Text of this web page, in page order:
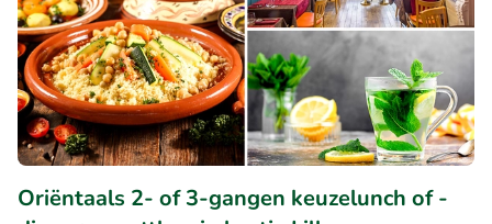
Oriëntaals 2- of 3-gangen keuzelunch of -